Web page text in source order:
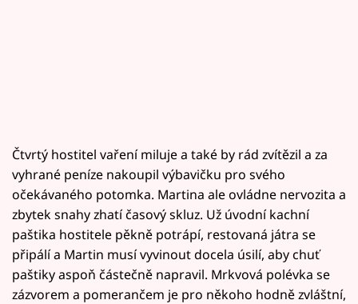
Sledujte nás
Čtvrtý hostitel vaření miluje a také by rád zvítězil a za
vyhrané peníze nakoupil výbavičku pro svého
očekávaného potomka. Martina ale ovládne nervozita a
zbytek snahy zhatí časový skluz. Už úvodní kachní
paštika hostitele pěkně potrápí, restovaná játra se
připálí a Martin musí vyvinout docela úsilí, aby chuť
paštiky aspoň částečně napravil. Mrkvová polévka se
zázvorem a pomerančem je pro někoho hodně zvláštní,